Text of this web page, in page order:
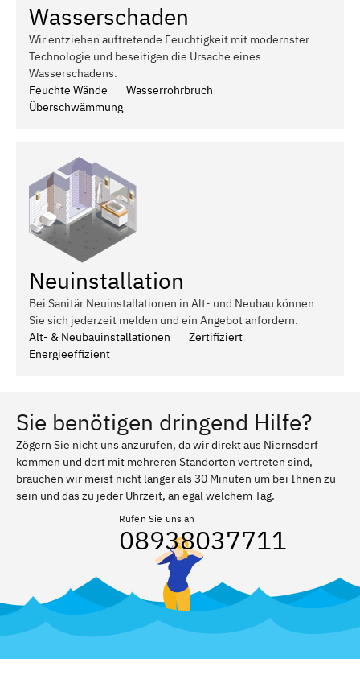
Wasserschaden
Wir entziehen auftretende Feuchtigkeit mit modernster
Technologie und beseitigen die Ursache eines
Wasserschadens.
Feuchte Wände
Wasserrohrbruch
Überschwämmung
Neuinstallation
Bei Sanitär Neuinstallationen in Alt- und Neubau können
Sie sich jederzeit melden und ein Angebot anfordern.
Alt- & Neubauinstallationen
Zertifiziert
Energieeffizient
Sie benötigen dringend Hilfe?
Zögern Sie nicht uns anzurufen, da wir direkt aus Niernsdorf
kommen und dort mit mehreren Standorten vertreten sind,
brauchen wir meist nicht länger als 30 Minuten um bei Ihnen zu
sein und das zu jeder Uhrzeit, an egal welchem Tag.
Rufen Sie uns an
08938037711